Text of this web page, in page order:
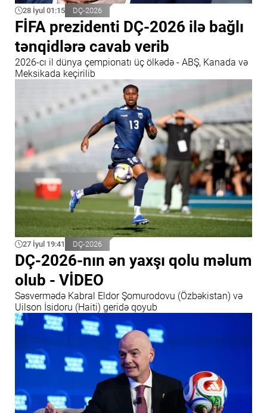
28 İyul 01:15 DÇ-2026
FİFA prezidenti DÇ-2026 ilə bağlı
tənqidlərə cavab verib
2026-cı il dünya çempionatı üç ölkədə - ABŞ, Kanada və
Meksikada keçirilib
27 İyul 19:41 DÇ-2026
DÇ-2026-nın ən yaxşı qolu məlum
olub - VİDEO
Səsvermədə Kabral Eldor Şomurodovu (Özbəkistan) və
Uilson İsidoru (Haiti) geridə qoyub